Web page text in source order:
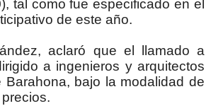
tal como fue especificado en el
de este año.
aclaró que el llamado a
a ingenieros y arquitectos
bajo la modalidad de